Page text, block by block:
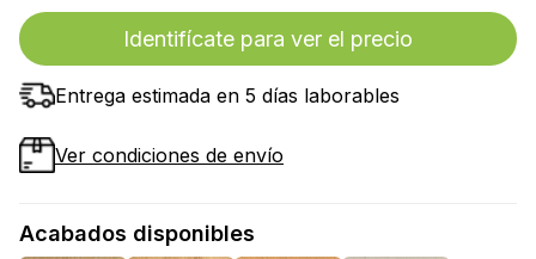
Identifícate para ver el precio
Entrega estimada en 5 días laborables
Ver condiciones de envío
Acabados disponibles